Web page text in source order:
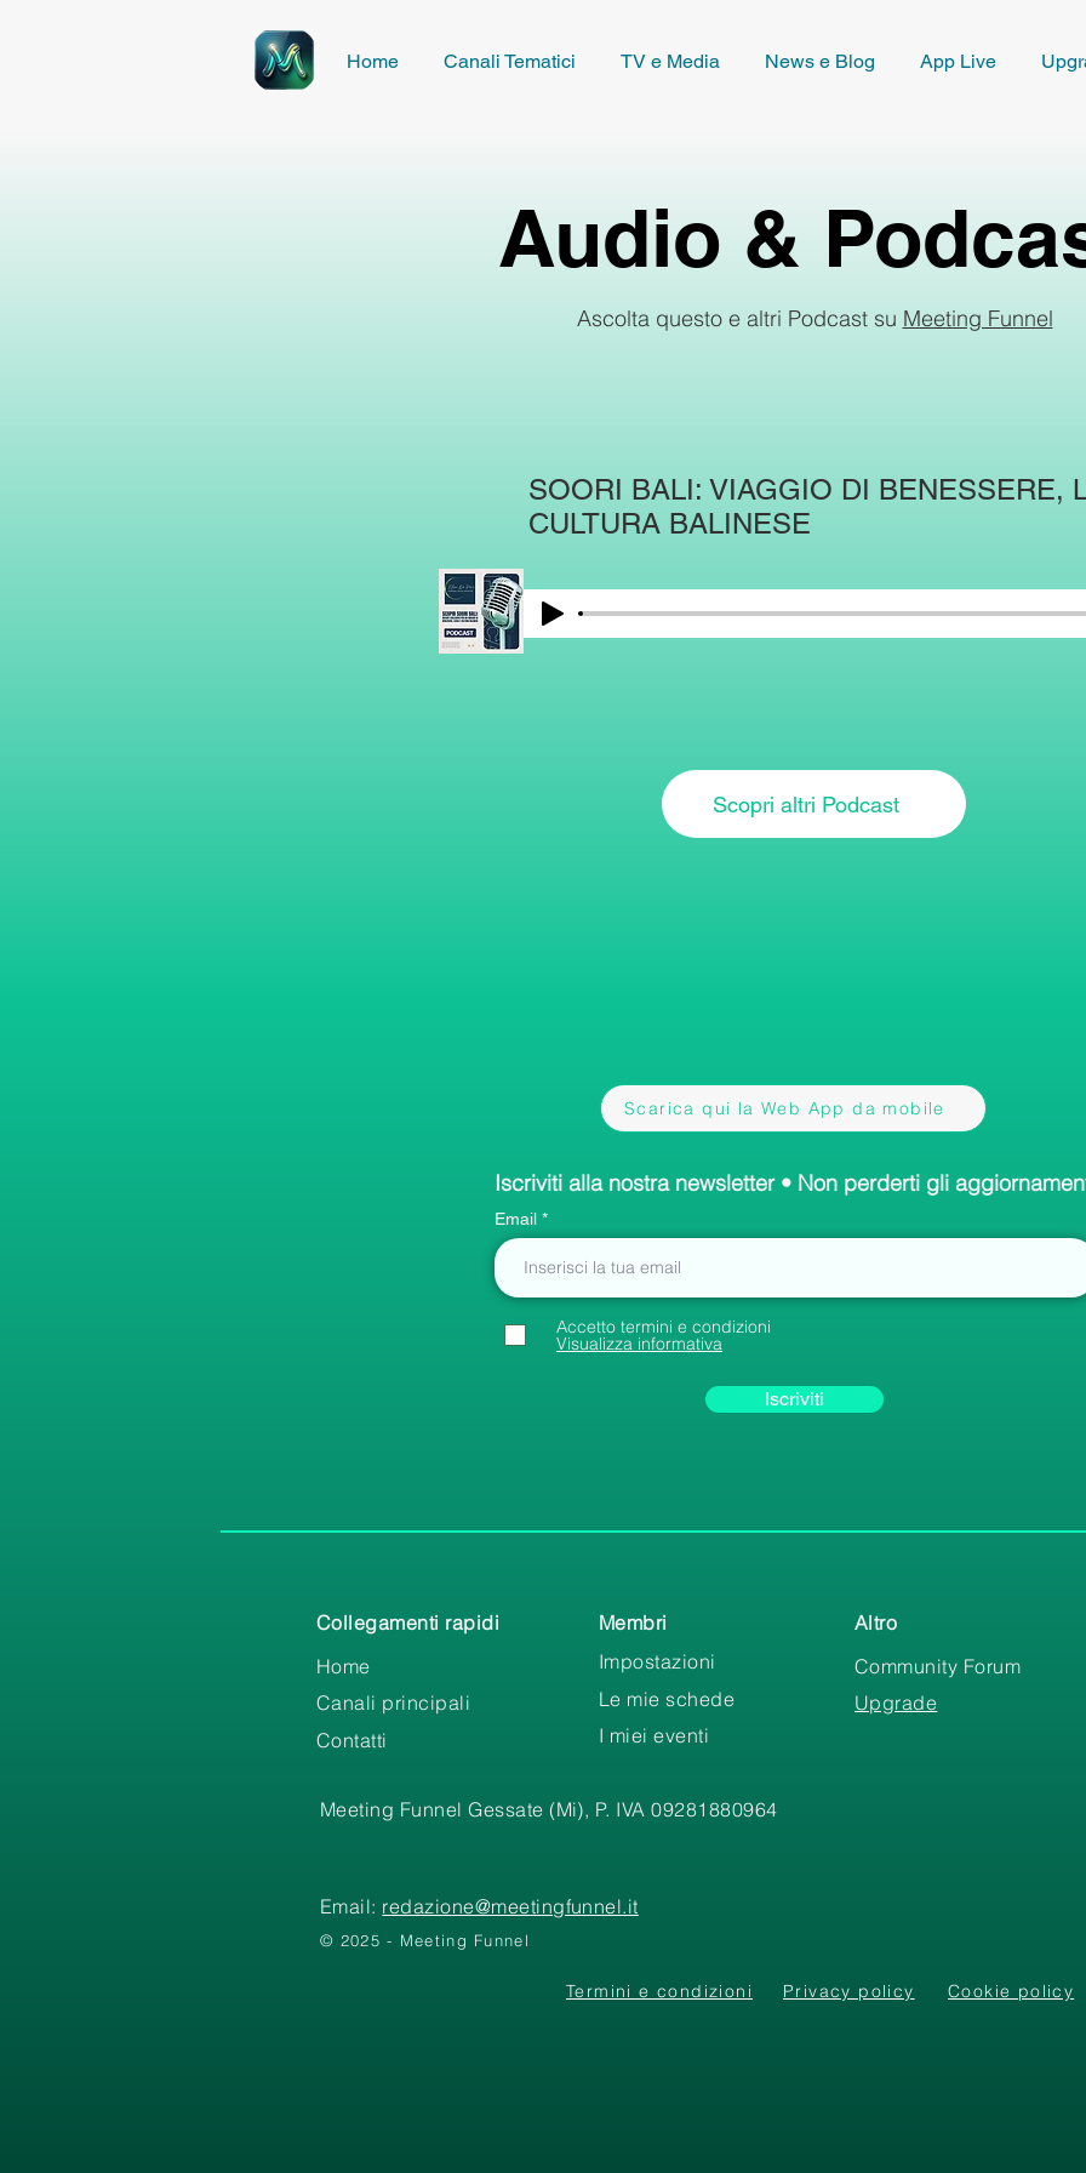
Home Canali Tematici TV e Media News e Blog App Live
Audio &
Ascolta questo e altri Podcast su Meeting Funnel
SOORI BALI: VIAGGIO DI BENESSERE,
CULTURA BALINESE
Scopri altri Podcast
Scarica qui la Web App da mobile
Iscriviti alla nostra newsletter • Non perderti gli
Email
Accetto termini e condizioni
Visualizza informativa
Iscriviti
Collegamenti rapidi
Home
Canali principali
Contatti
Membri
Impostazioni
Le mie schede
I miei eventi
Altro
Community Forum
Upgrade
Meeting Funnel Gessate (Mi), P. IVA 09281880964
Email: redazione@meetingfunnel.it
© 2025 - Meeting Funnel
Termini e condizioni Privacy policy Cookie policy